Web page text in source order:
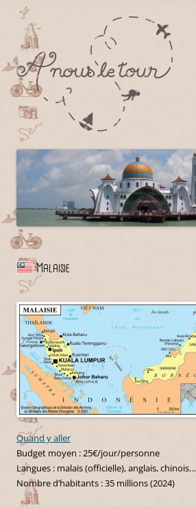
Malaisie
Quand y aller
Budget moyen : 25€/jour/personne
Langues : malais (officielle), anglais, chinois…
Nombre d’habitants : 35 millions (2024)